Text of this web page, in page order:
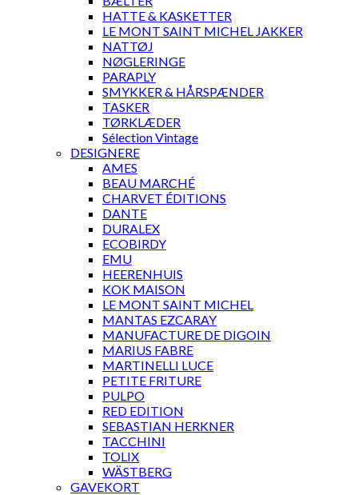
HATTE & KASKETTER
LE MONT SAINT MICHEL JAKKER
NATTØJ
NØGLERINGE
PARAPLY
SMYKKER & HÅRSPÆNDER
TASKER
TØRKLÆDER
Sélection Vintage
DESIGNERE
AMES
BEAU MARCHÉ
CHARVET ÉDITIONS
DANTE
DURALEX
ECOBIRDY
EMU
HEERENHUIS
KOK MAISON
LE MONT SAINT MICHEL
MANTAS EZCARAY
MANUFACTURE DE DIGOIN
MARIUS FABRE
MARTINELLI LUCE
PETITE FRITURE
PULPO
RED EDITION
SEBASTIAN HERKNER
TACCHINI
TOLIX
WÄSTBERG
GAVEKORT